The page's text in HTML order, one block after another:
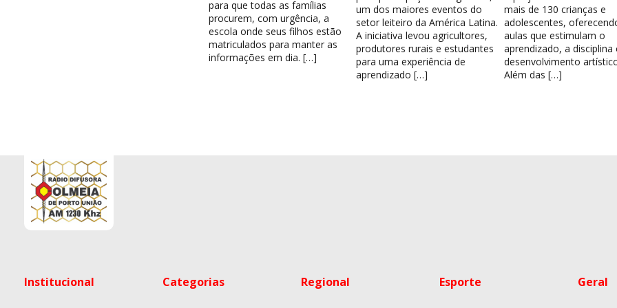
para que todas as famílias
procurem, com urgência, a
escola onde seus filhos estão
matriculados para manter as
informações em dia. […]
um dos maiores eventos do
setor leiteiro da América Latina.
A iniciativa levou agricultores,
produtores rurais e estudantes
para uma experiência de
aprendizado […]
mais de 130 crianças e
adolescentes,
aulas que estimulam o
aprendizado, a disciplina
desenvolvimento
Além das […]
Institucional Categorias Regional Esporte Geral